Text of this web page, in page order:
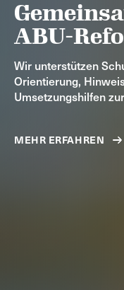
ABU-
Wir unterstützen
Orientierung,
Umsetzungshilfen
MEHR ERFAHREN